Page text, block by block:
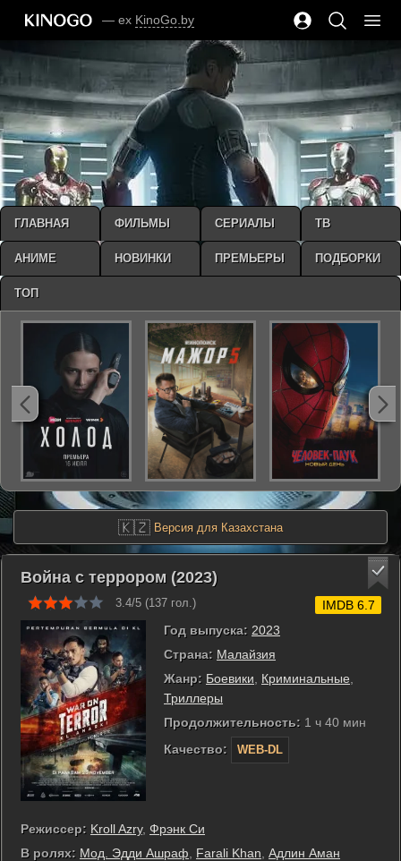
— ex KinoGo.by
🇰🇿 Версия для Казахстана
Война с террором (2023)
3.4/5 (137 гол.)
Год выпуска: 2023
Страна: Малайзия
Жанр: Боевики Криминальные
Триллеры
Продолжительность: 1 ч 40 мин
Качество:
WEB-DL
IMDB 6.7
Режиссер: Kroll Azry, Фрэнк Си
В ролях: Мод. Эдди Ашраф Farali Khan Адлин Аман
ГЛАВНАЯ ФИЛЬМЫ СЕРИАЛЫ ТВ
АНИМЕ НОВИНКИ ПРЕМЬЕРЫ ПОДБОРКИ
ТОП